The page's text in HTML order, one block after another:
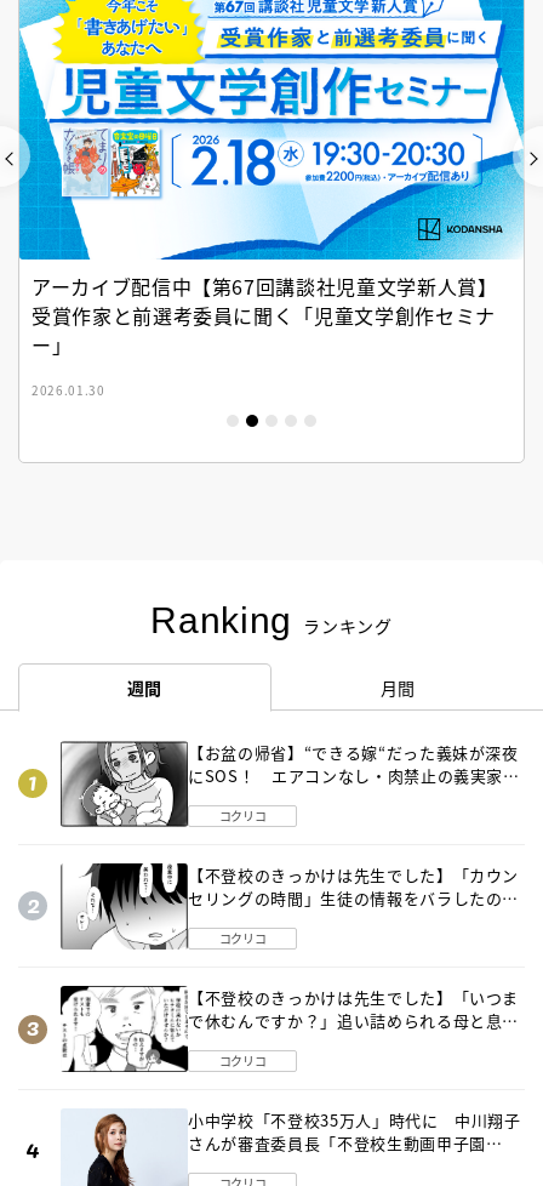
アーカイブ配信中【第67回講談社児童文学新人賞】
受賞作家と前選考委員に聞く「児童文学創作セミナ
ー」
2026.01.30
Ranking ランキング
週間 月間
【お盆の帰省】“できる嫁“だった義妹が深夜
にSOS！ エアコンなし・肉禁止の義実家ル
コクリコ
【不登校のきっかけは先生でした】「カウン
セリングの時間」生徒の情報をバラしたの
コクリコ
【不登校のきっかけは先生でした】「いつま
で休むんですか？」追い詰められる母と息子
コクリコ
小中学校「不登校35万人」時代に 中川翔子
さんが審査委員長「不登校生動画甲子園